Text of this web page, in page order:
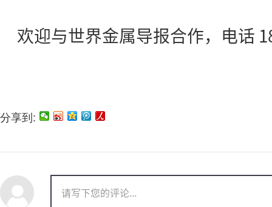
欢迎与世界金属导报合作，电话
分享到: